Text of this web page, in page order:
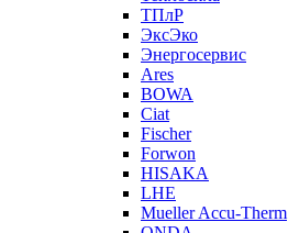
ТПлР
ЭксЭко
Энергосервис
Ares
BOWA
Ciat
Fischer
Forwon
HISAKA
LHE
Mueller Accu-Therm